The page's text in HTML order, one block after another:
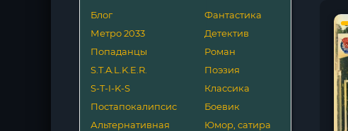
Блог
Метро 2033
Попаданцы
S.T.A.L.K.E.R.
S-T-I-K-S
Постапокалипсис
Альтернативная
Фантастика
Детектив
Роман
Поэзия
Классика
Боевик
Юмор, сатира